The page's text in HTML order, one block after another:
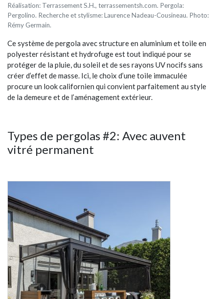
Réalisation: Terrassement S.H., terrassementsh.com. Pergola:
Pergolino. Recherche et stylisme: Laurence Nadeau-Cousineau. Photo:
Rémy Germain.
Ce système de pergola avec structure en aluminium et toile en
polyester résistant et hydrofuge est tout indiqué pour se
protéger de la pluie, du soleil et de ses rayons UV nocifs sans
créer d’effet de masse. Ici, le choix d’une toile immaculée
procure un look californien qui convient parfaitement au style
de la demeure et de l’aménagement extérieur.
Types de pergolas #2: Avec auvent
vitré permanent